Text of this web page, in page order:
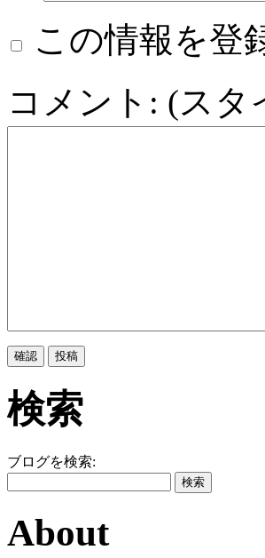
この情報を登
コメント: (ス
検索
ブログを検索:
About